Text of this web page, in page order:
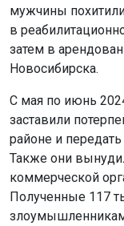
мужчины
в
затем в
Новосибирска.
С мая по июнь
заставили
районе и
Также они
коммерческой
Полученные 117